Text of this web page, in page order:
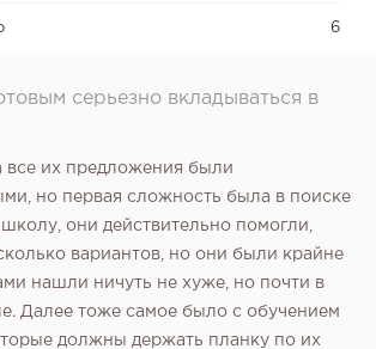
6
серьезно вкладываться в
все их предложения были
но первая сложность была в поиске
они действительно помогли,
вариантов, но они были крайне
нашли ничуть не хуже, но почти в
Далее тоже самое было с обучением
должны держать планку по их